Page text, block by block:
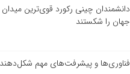
دانشمندان چینی رکورد قوی‌ترین
جهان را شکستند
فناوری‌ها و پیشرفت‌های مهم